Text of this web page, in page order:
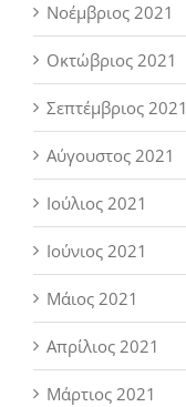
Νοέμβριος 2021
Οκτώβριος 2021
Σεπτέμβριος 2021
Αύγουστος 2021
Ιούλιος 2021
Ιούνιος 2021
Μάιος 2021
Απρίλιος 2021
Μάρτιος 2021